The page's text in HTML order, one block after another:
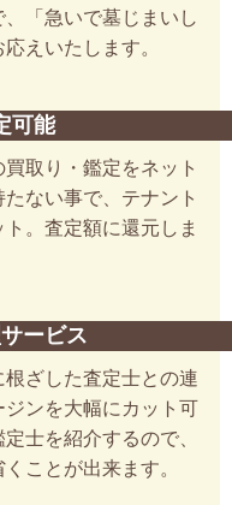
「急いで墓じまいし
えいたします。
可能
取り・鑑定をネット
ない事で、テナント
。査定額に還元しま
ービス
ざした査定士との連
ンを大幅にカット可
士を紹介するので、
ことが出来ます。